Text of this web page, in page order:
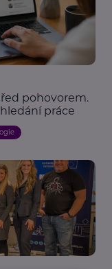
pohovorem.
práce